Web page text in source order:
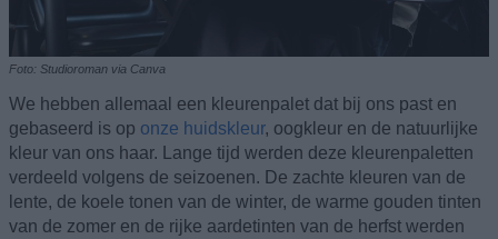
Foto: Studioroman via Canva
We hebben allemaal een kleurenpalet dat bij ons past en
gebaseerd is op onze huidskleur, oogkleur en de natuurlijke
kleur van ons haar. Lange tijd werden deze kleurenpaletten
verdeeld volgens de seizoenen. De zachte kleuren van de
lente, de koele tonen van de winter, de warme gouden tinten
van de zomer en de rijke aardetinten van de herfst werden